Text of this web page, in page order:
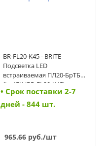
BR-FL20-K45 - BRITE
Подсветка LED
встраиваемая ПЛ20-БрТБ
бр. IEK (BR-FL20-K45)
• Cрок поставки 2-7
дней - 844 шт.
965.66руб./шт